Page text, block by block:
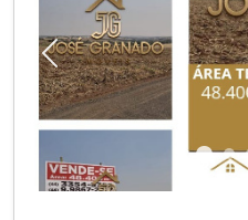
Previous